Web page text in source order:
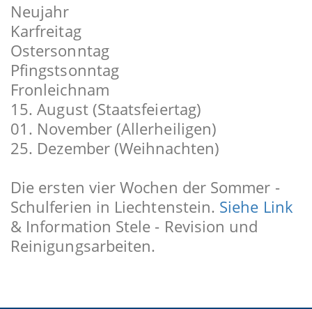
Neujahr
Karfreitag
Ostersonntag
Pfingstsonntag
Fronleichnam
15. August (Staatsfeiertag)
01. November (Allerheiligen)
25. Dezember (Weihnachten)
Die ersten vier Wochen der Sommer -
Schulferien in Liechtenstein. Siehe Link
& Information Stele - Revision und
Reinigungsarbeiten.